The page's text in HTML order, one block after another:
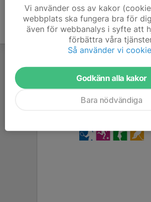
Vi använder oss av kakor
webbplats ska fungera bra för
även för webbanalys i syfte att
förbättra våra
Så använder vi
Godkänn alla kakor
Bara nödvändiga